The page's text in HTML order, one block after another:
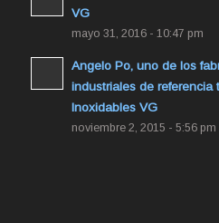
VG
mayo 31, 2016 - 10:47 pm
Angelo Po, uno de los
industriales de referencia
Inoxidables VG
noviembre 2, 2015 - 5:56 pm